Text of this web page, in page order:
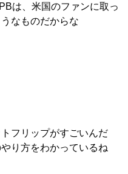
は、米国のファンに取っ
なものだからな
フリップがすごいんだ
り方をわかっているね